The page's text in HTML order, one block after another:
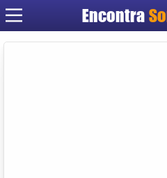
Encontra